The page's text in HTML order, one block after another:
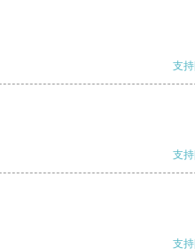
支持
支持
支持